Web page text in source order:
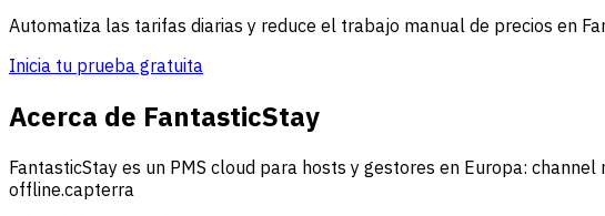
Automatiza las tarifas diarias y reduce el trabajo manual de precios en
Inicia tu prueba gratuita
Acerca de FantasticStay
FantasticStay es un PMS cloud para hosts y gestores en Europa:
offline.capterra